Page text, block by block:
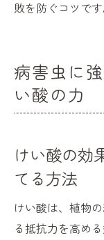
敗を防ぐコツです
病害虫に
い酸の力
けい酸の効
てる方法
けい酸は、植物
る抵抗力を高め